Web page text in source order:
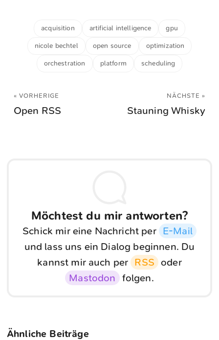
acquisition artificial intelligence gpu
nicole bechtel open source optimization
orchestration platform scheduling
« VORHERIGE
Open RSS
NÄCHSTE »
Stauning Whisky
Möchtest du mir antworten?
Schick mir eine Nachricht per E-Mail
und lass uns ein Dialog beginnen. Du
kannst mir auch per RSS oder
Mastodon folgen.
Ähnliche Beiträge